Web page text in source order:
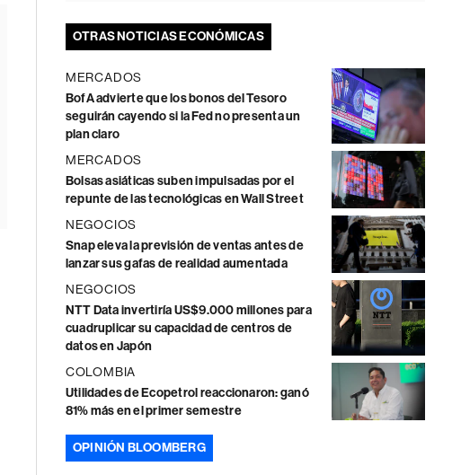
OTRAS NOTICIAS ECONÓMICAS
MERCADOS
BofA advierte que los bonos del Tesoro
seguirán cayendo si la Fed no presenta un
plan claro
MERCADOS
Bolsas asiáticas suben impulsadas por el
repunte de las tecnológicas en Wall Street
NEGOCIOS
Snap eleva la previsión de ventas antes de
lanzar sus gafas de realidad aumentada
NEGOCIOS
NTT Data invertiría US$9.000 millones para
cuadruplicar su capacidad de centros de
datos en Japón
COLOMBIA
Utilidades de Ecopetrol reaccionaron: ganó
81% más en el primer semestre
OPINIÓN BLOOMBERG